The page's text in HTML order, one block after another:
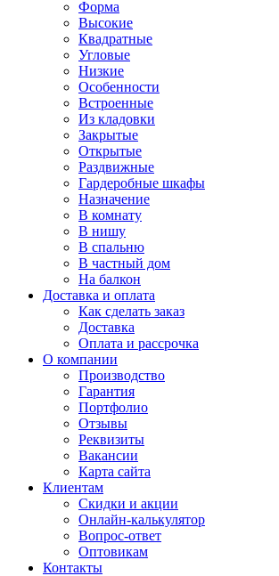
Форма
Высокие
Квадратные
Угловые
Низкие
Особенности
Встроенные
Из кладовки
Закрытые
Открытые
Раздвижные
Гардеробные шкафы
Назначение
В комнату
В нишу
В спальню
В частный дом
На балкон
Доставка и оплата
Как сделать заказ
Доставка
Оплата и рассрочка
О компании
Производство
Гарантия
Портфолио
Отзывы
Реквизиты
Вакансии
Карта сайта
Клиентам
Скидки и акции
Онлайн-калькулятор
Вопрос-ответ
Оптовикам
Контакты